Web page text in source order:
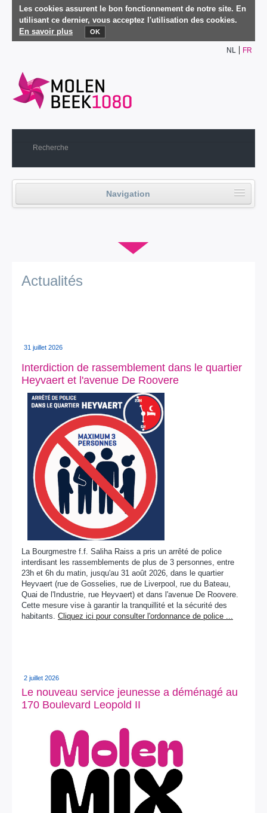
Les cookies assurent le bon fonctionnement de notre site. En
utilisant ce dernier, vous acceptez l'utilisation des cookies.
En savoir plus
OK
NL FR
Navigation
Actualités
E-guichet / Prendre RDV
Actualités
▼
Actualités
31 juillet 2026
Interdiction de rassemblement dans le quartier
Heyvaert et l'avenue De Roovere
La Bourgmestre f.f. Saliha Raiss a pris un arrêté de police
interdisant les rassemblements de plus de 3 personnes, entre
23h et 6h du matin, jusqu'au 31 août 2026, dans le quartier
Heyvaert (rue de Gosselies, rue de Liverpool, rue du Bateau,
Quai de l'Industrie, rue Heyvaert) et dans l'avenue De Roovere.
Cette mesure vise à garantir la tranquillité et la sécurité des
habitants. Cliquez ici pour consulter l'ordonnance de police ...
2 juillet 2026
Le nouveau service jeunesse a déménagé au
170 Boulevard Leopold II